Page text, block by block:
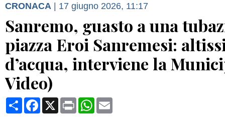
CRONACA | 17 giugno 2026, 11:17
Sanremo, guasto a una
piazza Eroi Sanremesi:
d’acqua, interviene la
Video)
CondividiFacebook
X Print WhatsApp